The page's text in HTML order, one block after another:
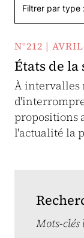
Filtrer par type :
N°212 |
États de la
À intervalles
propositions
l'actualité la
Mots-clés